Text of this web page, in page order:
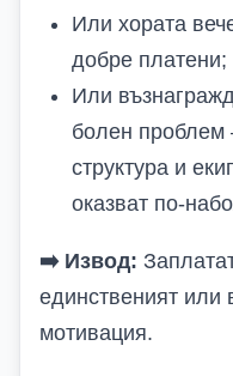
Или хората
добре платени;
Или
болен проблем
структура и
оказват по-
➡️Извод:
единственият или
мотивация.